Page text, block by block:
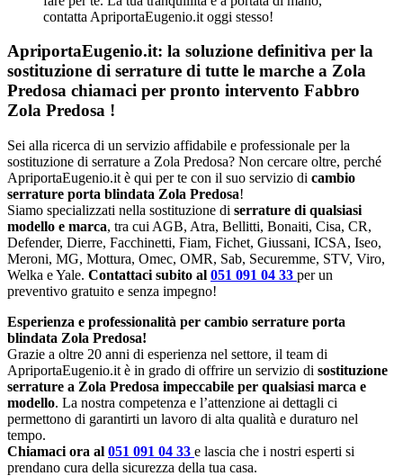
contatta ApriportaEugenio.it oggi stesso!
ApriportaEugenio.it: la soluzione definitiva per la
sostituzione di serrature di tutte le marche a Zola
Predosa chiamaci per pronto intervento Fabbro
Zola Predosa !
Sei alla ricerca di un servizio affidabile e professionale per la
sostituzione di serrature a Zola Predosa? Non cercare oltre, perché
ApriportaEugenio.it è qui per te con il suo servizio di cambio
serrature porta blindata Zola Predosa!
Siamo specializzati nella sostituzione di serrature di qualsiasi
modello e marca, tra cui AGB, Atra, Bellitti, Bonaiti, Cisa, CR,
Defender, Dierre, Facchinetti, Fiam, Fichet, Giussani, ICSA, Iseo,
Meroni, MG, Mottura, Omec, OMR, Sab, Securemme, STV, Viro,
Welka e Yale. Contattaci subito al 051 091 04 33 per un
preventivo gratuito e senza impegno!
Esperienza e professionalità per cambio serrature porta
blindata Zola Predosa!
Grazie a oltre 20 anni di esperienza nel settore, il team di
ApriportaEugenio.it è in grado di offrire un servizio di sostituzione
serrature a Zola Predosa impeccabile per qualsiasi marca e
modello. La nostra competenza e l’attenzione ai dettagli ci
permettono di garantirti un lavoro di alta qualità e duraturo nel
tempo.
Chiamaci ora al 051 091 04 33 e lascia che i nostri esperti si
prendano cura della sicurezza della tua casa.